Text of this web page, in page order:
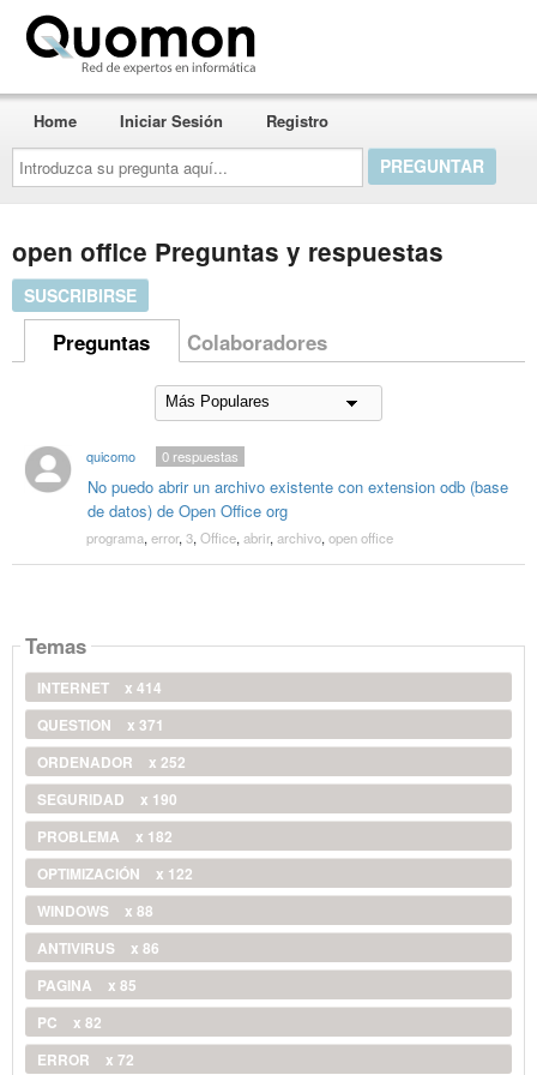
Introduzca
su
pregunta
aquí...
Home Iniciar Sesión Registro
open office Preguntas y respuestas
SUSCRIBIRSE
Preguntas Colaboradores
quicomo
No puedo abrir un archivo existente con extension odb (base
de datos) de Open Office org
0respuestas
programa, error, 3, Office, abrir, archivo, open office
Temas
INTERNET
x 414
QUESTION
x 371
ORDENADOR
x 252
SEGURIDAD
x 190
PROBLEMA
x 182
OPTIMIZACIÓN
x 122
WINDOWS
x 88
ANTIVIRUS
x 86
PAGINA
x 85
PC
x 82
ERROR
x 72